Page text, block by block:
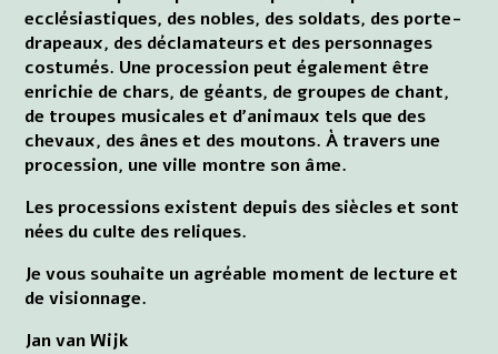
ecclésiastiques, des nobles, des soldats, des porte-
drapeaux, des déclamateurs et des personnages
costumés. Une procession peut également être
enrichie de chars, de géants, de groupes de chant,
de troupes musicales et d'animaux tels que des
chevaux, des ânes et des moutons. À travers une
procession, une ville montre son âme.
Les processions existent depuis des siècles et sont
nées du culte des reliques.
Je vous souhaite un agréable moment de lecture et
de visionnage.
Jan van Wijk